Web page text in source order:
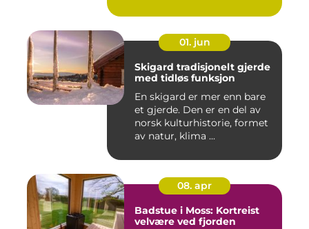
01. jun
Skigard tradisjonelt gjerde
med tidløs funksjon
En skigard er mer enn bare
et gjerde. Den er en del av
norsk kulturhistorie, formet
av natur, klima ...
08. apr
Badstue i Moss: Kortreist
velvære ved fjorden